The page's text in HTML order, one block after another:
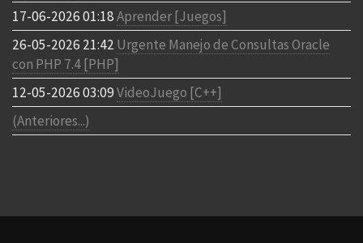
17-06-2026 01:18Aprender [Juegos]
26-05-2026 21:42 Urgente Manejo de Consultas Oracle
con PHP 7.4 [PHP]
12-05-2026 03:09VideoJuego [C++]
(Anteriores...)